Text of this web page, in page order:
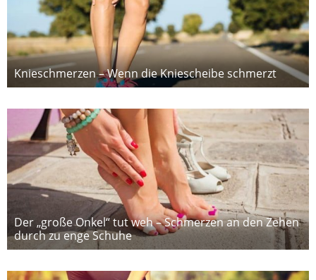
Knieschmerzen – Wenn die Kniescheibe schmerzt
Der „große Onkel“ tut weh – Schmerzen an den Zehen
durch zu enge Schuhe